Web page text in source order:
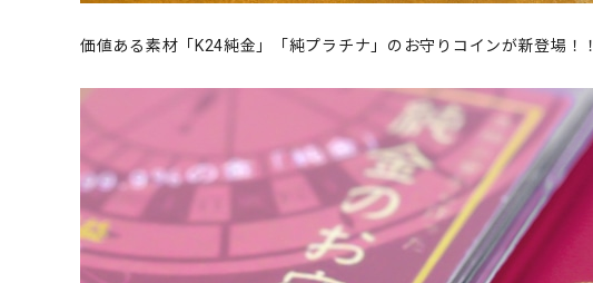
価値ある素材「K24純金」「純プラチナ」のお守りコインが新登場！！